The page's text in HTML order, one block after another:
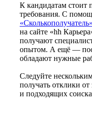
К кандидатам стоит
требования. С
«Сколькополучатель»
на сайте «hh
получают
опытом. А ещё —
обладают нужные
Следуйте
получать отклики
и подходящих